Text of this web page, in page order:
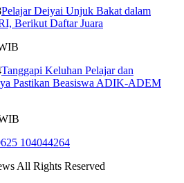
Pelajar Deiyai Unjuk Bakat dalam
Berikut Daftar Juara
Tanggapi Keluhan Pelajar dan
Pastikan Beasiswa ADIK-ADEM
All Rights Reserved